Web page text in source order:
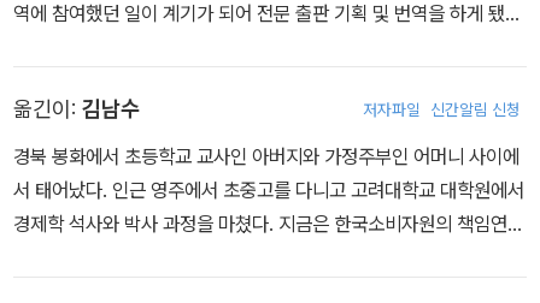
역에 참여했던 일이 계기가 되어 전문 출판 기획 및 번역을 하게 됐다.
로 그래픽노블을 통해 전쟁, 환경 등 국제적 사회 이슈를 알리기 위해
노력했다. 2015-2016년에는 『한겨레21』의 출판 칼럼 어른들을 위
한 동화, 생각하는 만화를 담당했고, 2017년부터는 픽션 장르로 활동
영역을 넓혀 어른들을 위한` 동화 기획 및 제작에 참여하고 있다. 언
음성학적인 요소가 가미된 구어체와 일상어 표현을 위해 노력하고 있
옮긴이: 김남수 저자파일 신간알림 신청
경북 봉화에서 초등학교 교사인 아버지와 가정주부인 어머니 사이에
서 태어났다. 인근 영주에서 초중고를 다니고 고려대학교 대학원에서
경제학 석사와 박사 과정을 마쳤다. 지금은 한국소비자원의 책임연구